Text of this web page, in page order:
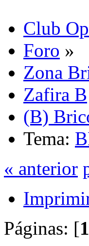
Club
Foro »
Zona
Zafira B
(B)
Tema:
« anterior
Páginas: [1